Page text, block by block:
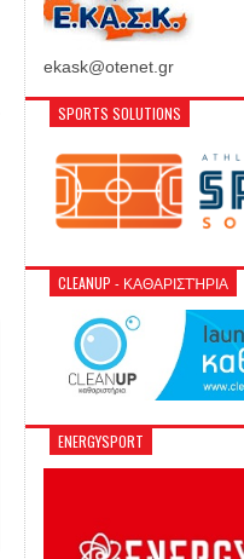
ekask@otenet.gr
SPORTS SOLUTIONS
CLEANUP - ΚΑΘΑΡΙΣΤΉΡΙΑ
ENERGYSPORT